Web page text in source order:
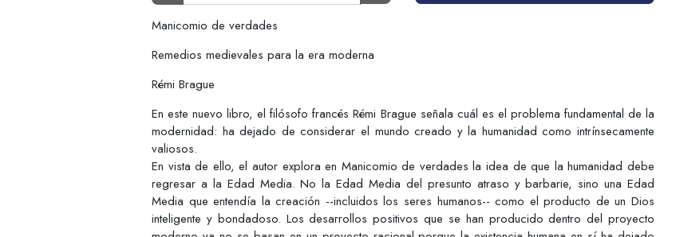
Manicomio de verdades
Remedios medievales para la era moderna
Rémi Brague
En este nuevo libro, el filósofo francés Rémi Brague señala cuál es el problema fundamental de la
modernidad: ha dejado de considerar el mundo creado y la humanidad como intrínsecamente
valiosos.
En vista de ello, el autor explora en Manicomio de verdades la idea de que la humanidad debe
regresar a la Edad Media. No la Edad Media del presunto atraso y barbarie, sino una Edad
Media que entendía la creación --incluidos los seres humanos-- como el producto de un Dios
inteligente y bondadoso. Los desarrollos positivos que se han producido dentro del proyecto